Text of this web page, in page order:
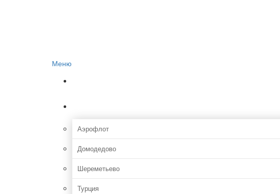
Меню
Аэрофлот
Домодедово
Шереметьево
Турция